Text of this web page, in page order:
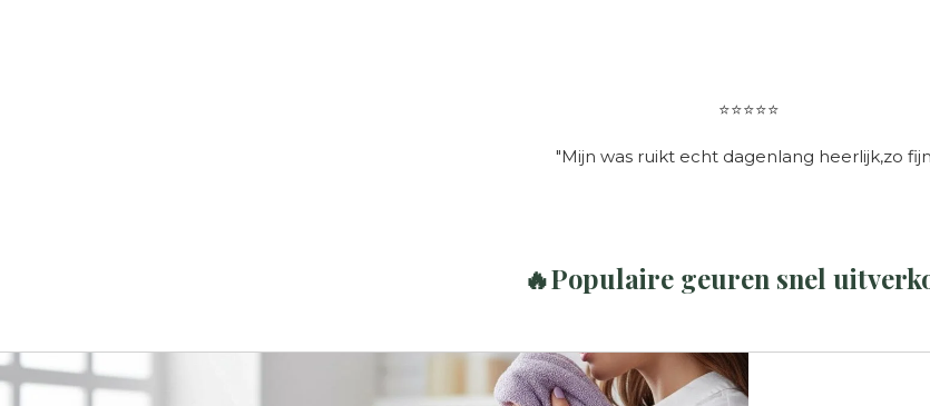
⭐⭐⭐⭐⭐
"Mijn was ruikt echt dagenlang heerlijk,zo
🔥Populaire geuren snel